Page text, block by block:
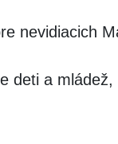
nevidiacich
deti a